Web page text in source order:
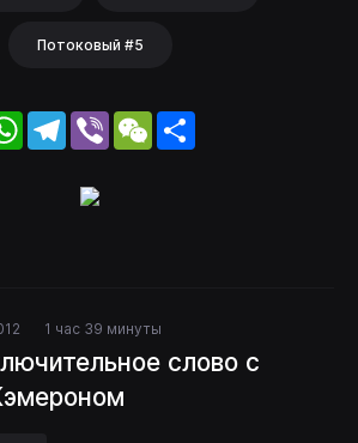
Потоковый #5
WhatsApp
Telegram
Viber WeChat
1 час 39 минуты
слово с